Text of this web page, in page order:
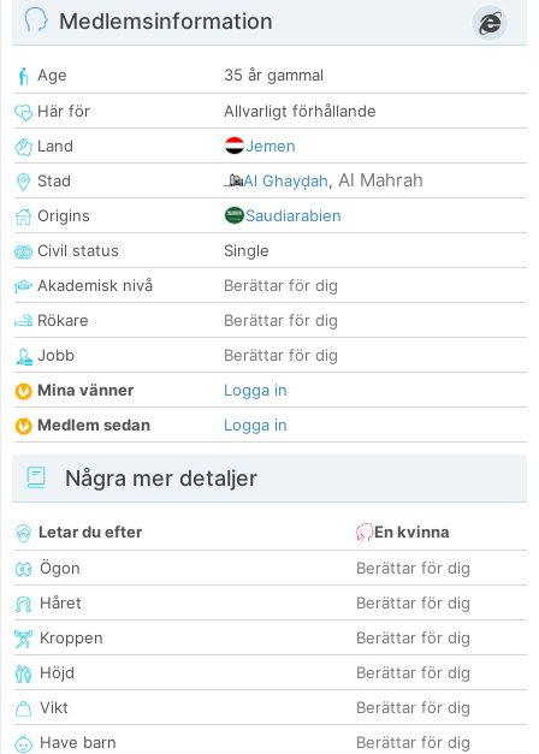
Medlemsinformation
Age
35 år gammal
Här för
Allvarligt förhållande
Land
Jemen
Stad
Al Ghayḑah, Al Mahrah
Origins
Saudiarabien
Civil status
Single
Akademisk nivå
Berättar för dig
Rökare
Berättar för dig
Jobb
Berättar för dig
Mina vänner
Logga in
Medlem sedan
Logga in
Några mer detaljer
Letar du efter
En kvinna
Ögon
Berättar för dig
Håret
Berättar för dig
Kroppen
Berättar för dig
Höjd
Berättar för dig
Vikt
Berättar för dig
Have barn
Berättar för dig